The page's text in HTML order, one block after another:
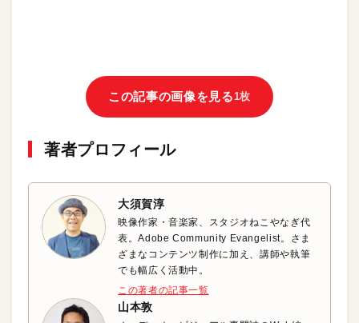
この記事の画像を見る1枚
著者プロフィール
大須賀淳
映像作家・音楽家、スタジオねこやなぎ代
表。Adobe Community Evangelist。さま
ざまなコンテンツ制作に加え、講師や執筆
でも幅広く活動中。
この著者の記事一覧
山本敦